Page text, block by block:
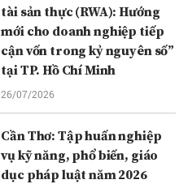
tài sản thực (RWA): Hướng
mới cho doanh nghiệp tiếp
cận vốn trong kỷ nguyên số”
tại TP. Hồ Chí Minh
26/07/2026
Cần Thơ: Tập huấn nghiệp
vụ kỹ năng, phổ biến, giáo
dục pháp luật năm 2026